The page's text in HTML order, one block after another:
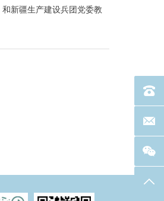
新疆生产建设兵团党委教
电话
联系
返回